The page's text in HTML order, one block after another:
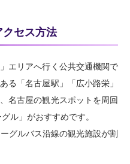
セス方法
エリアへ行く公共交通機関で
る「名古屋駅」「広小路栄」
名古屋の観光スポットを周回
ル」がおすすめです。
グルバス沿線の観光施設が割